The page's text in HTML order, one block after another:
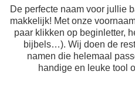
De perfecte naam voor jullie
makkelijk! Met onze
paar klikken op beginletter,
bijbels…). Wij doen de
namen die helemaal
handige en leuke tool